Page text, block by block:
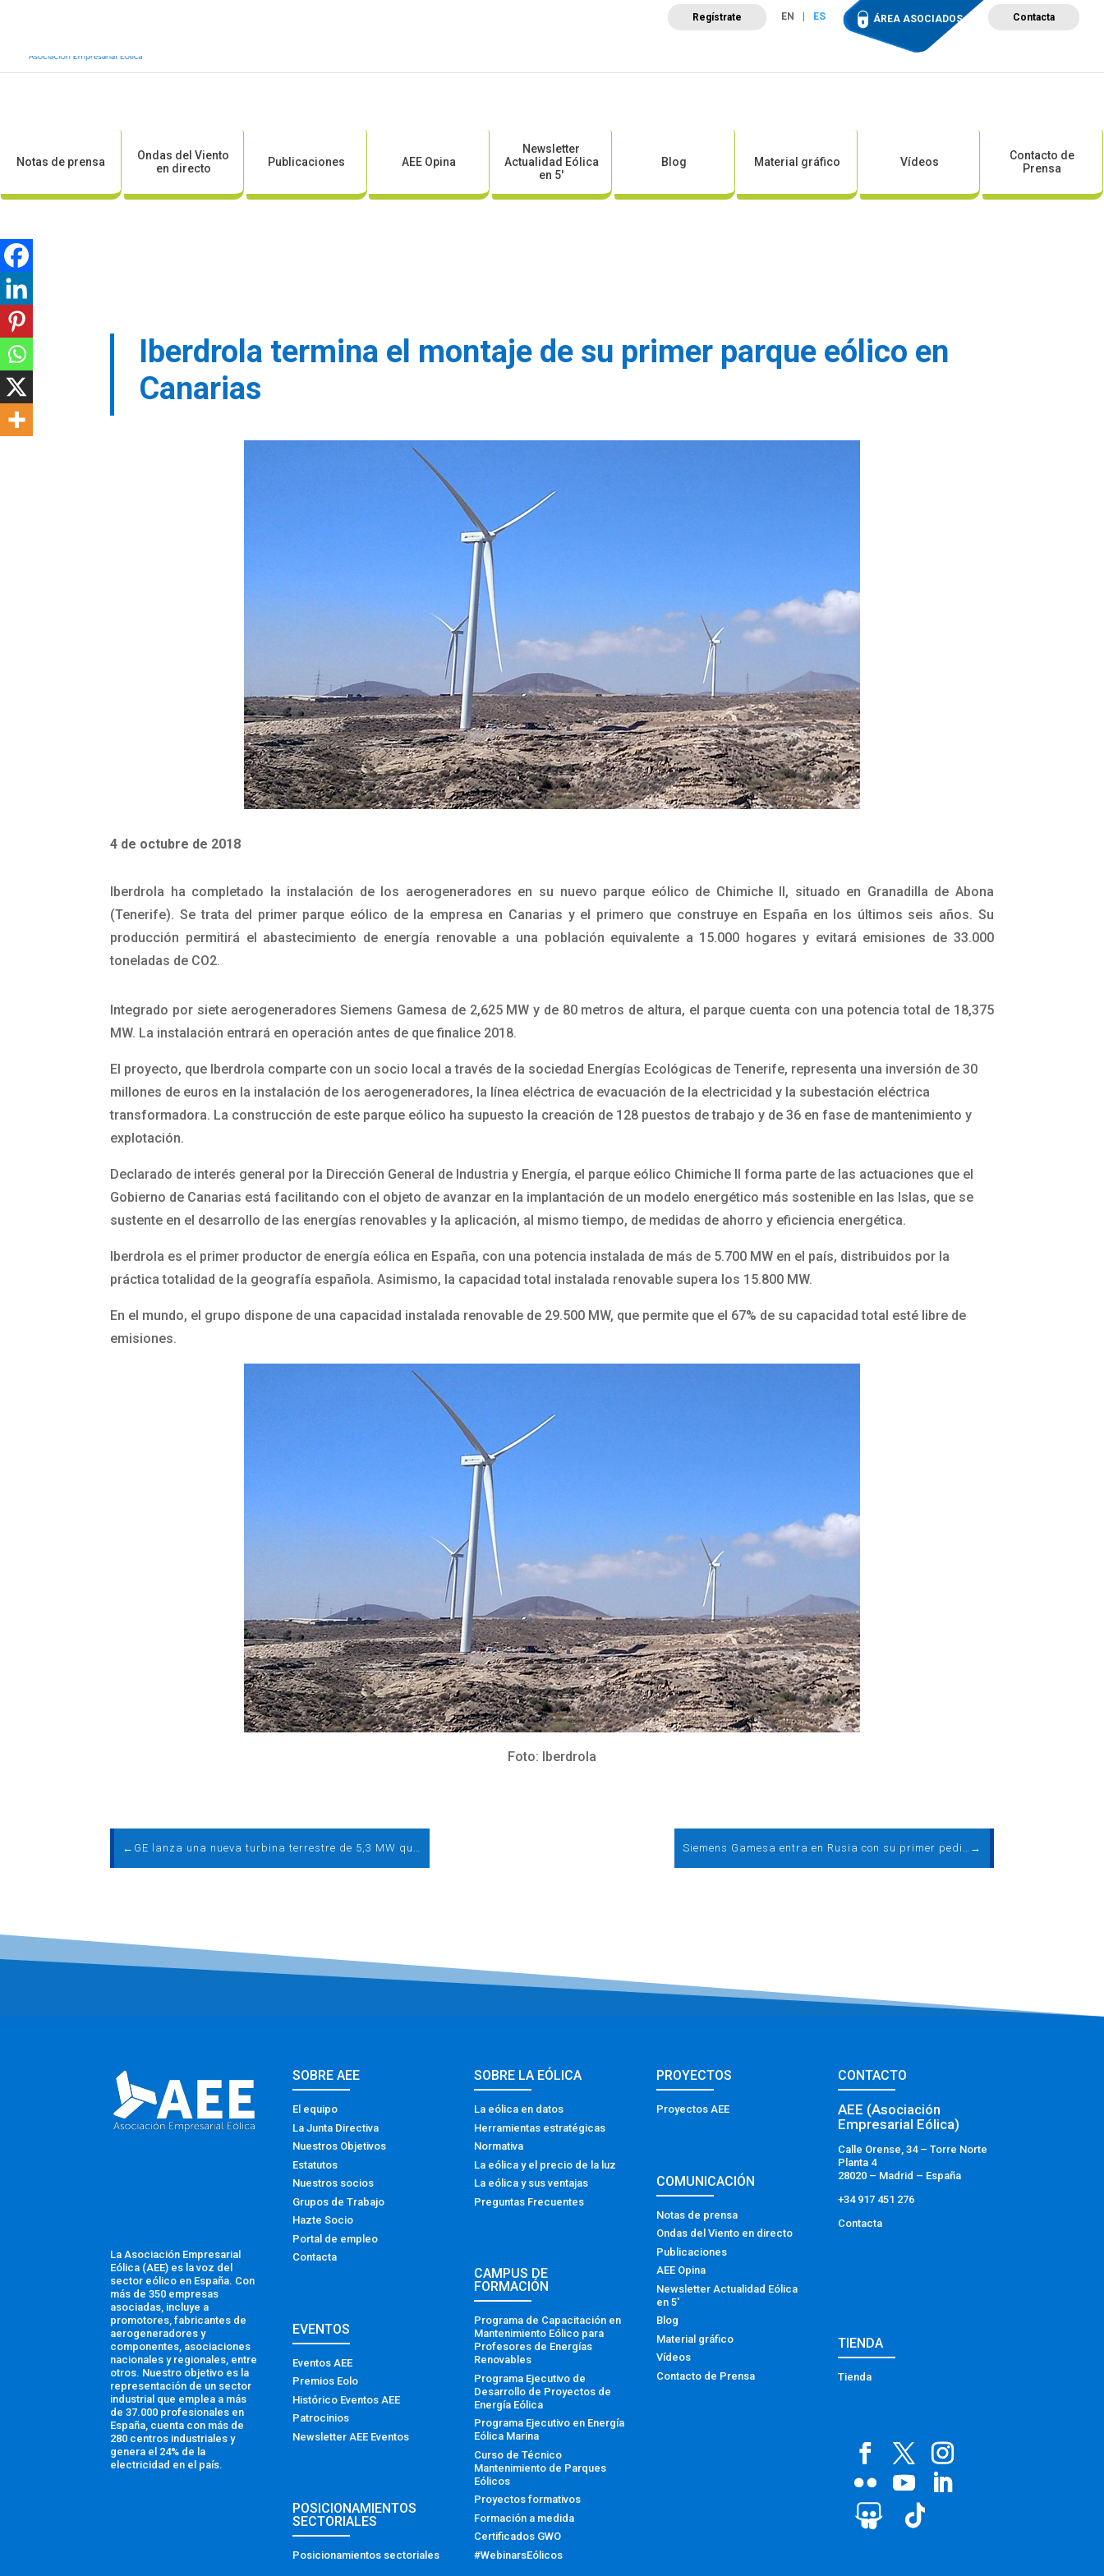
Regístrate EN ES ÁREA ASOCIADOS Contacta
Campus de Formación
Notas de prensa
Ondas del Viento
en directo
Publicaciones AEE Opina
Newsletter
Actualidad Eólica
en 5′
Blog Material gráfico Vídeos
Contacto de
Prensa
Iberdrola termina el montaje de su primer parque eólico en
Canarias
4 de octubre de 2018
Iberdrola ha completado la instalación de los aerogeneradores en su nuevo parque eólico de Chimiche II, situado en Granadilla de Abona
(Tenerife). Se trata del primer parque eólico de la empresa en Canarias y el primero que construye en España en los últimos seis años. Su
producción permitirá el abastecimiento de energía renovable a una población equivalente a 15.000 hogares y evitará emisiones de 33.000
toneladas de CO2.
Integrado por siete aerogeneradores Siemens Gamesa de 2,625 MW y de 80 metros de altura, el parque cuenta con una potencia total de 18,375
MW. La instalación entrará en operación antes de que finalice 2018.
El proyecto, que Iberdrola comparte con un socio local a través de la sociedad Energías Ecológicas de Tenerife, representa una inversión de 30
millones de euros en la instalación de los aerogeneradores, la línea eléctrica de evacuación de la electricidad y la subestación eléctrica
transformadora. La construcción de este parque eólico ha supuesto la creación de 128 puestos de trabajo y de 36 en fase de mantenimiento y
explotación.
Declarado de interés general por la Dirección General de Industria y Energía, el parque eólico Chimiche II forma parte de las actuaciones que el
Gobierno de Canarias está facilitando con el objeto de avanzar en la implantación de un modelo energético más sostenible en las Islas, que se
sustente en el desarrollo de las energías renovables y la aplicación, al mismo tiempo, de medidas de ahorro y eficiencia energética.
Iberdrola es el primer productor de energía eólica en España, con una potencia instalada de más de 5.700 MW en el país, distribuidos por la
práctica totalidad de la geografía española. Asimismo, la capacidad total instalada renovable supera los 15.800 MW.
En el mundo, el grupo dispone de una capacidad instalada renovable de 29.500 MW, que permite que el 67% de su capacidad total esté libre de
emisiones.
Foto: Iberdrola
← GE lanza una nueva turbina terrestre de 5,3 MW que mejora en un 50% la producción de sus aerogeneradores actuales Siemens Gamesa entra en Rusia con su primer pedido de 90 MW para Enel →
La Asociación Empresarial
Eólica (AEE) es la voz del
sector eólico en España. Con
más de 350 empresas
asociadas, incluye a
promotores, fabricantes de
aerogeneradores y
componentes, asociaciones
nacionales y regionales, entre
otros. Nuestro objetivo es la
representación de un sector
industrial que emplea a más
de 37.000 profesionales en
España, cuenta con más de
280 centros industriales y
genera el 24% de la
electricidad en el país.
SOBRE AEE
El equipo
La Junta Directiva
Nuestros Objetivos
Estatutos
Nuestros socios
Grupos de Trabajo
Hazte Socio
Portal de empleo
Contacta
EVENTOS
Eventos AEE
Premios Eolo
Histórico Eventos AEE
Patrocinios
Newsletter AEE Eventos
POSICIONAMIENTOS
SECTORIALES
Posicionamientos sectoriales
SOBRE LA EÓLICA
La eólica en datos
Herramientas estratégicas
Normativa
La eólica y el precio de la luz
La eólica y sus ventajas
Preguntas Frecuentes
CAMPUS DE
FORMACIÓN
Programa de Capacitación en
Mantenimiento Eólico para
Profesores de Energías
Renovables
Programa Ejecutivo de
Desarrollo de Proyectos de
Energía Eólica
Programa Ejecutivo en Energía
Eólica Marina
Curso de Técnico
Mantenimiento de Parques
Eólicos
Proyectos formativos
Formación a medida
Certificados GWO
#WebinarsEólicos
PROYECTOS
Proyectos AEE
COMUNICACIÓN
Notas de prensa
Ondas del Viento en directo
Publicaciones
AEE Opina
Newsletter Actualidad Eólica
en 5′
Blog
Material gráfico
Vídeos
Contacto de Prensa
CONTACTO
AEE (Asociación
Empresarial Eólica)
Calle Orense, 34 – Torre Norte
Planta 4
28020 – Madrid – España
+34 917 451 276
Contacta
TIENDA
Tienda